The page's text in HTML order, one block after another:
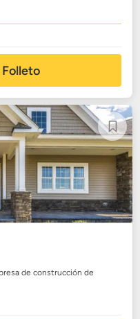
de construcción de